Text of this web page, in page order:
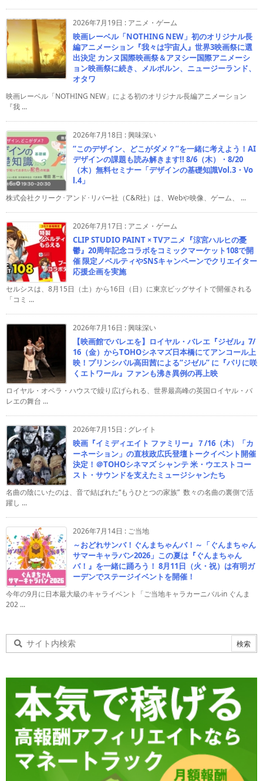
2026年7月19日 : アニメ・ゲーム
映画レーベル「NOTHING NEW」初のオリジナル長
編アニメーション『我々は宇宙人』世界3映画祭に選
出決定 カンヌ国際映画祭＆アヌシー国際アニメーシ
ョン映画祭に続き、メルボルン、ニュージーランド、
オタワ
映画レーベル「NOTHING NEW」による初のオリジナル長編アニメーション
『我 ...
2026年7月18日 :興味深い
“このデザイン、どこがダメ？”を一緒に考えよう！AI
デザインの課題も読み解きます!! 8/6（木）・8/20
（木）無料セミナー「デザインの基礎知識Vol.3・Vo
l.4」
株式会社クリーク･アンド･リバー社（C&R社）は、Webや映像、ゲーム、 ...
2026年7月17日 : アニメ・ゲーム
CLIP STUDIO PAINT × TVアニメ『涼宮ハルヒの憂
鬱』20周年記念コラボをコミックマーケット108で開
催 限定ノベルティやSNSキャンペーンでクリエイター
応援企画を実施
セルシスは、8月15日（土）から16日（日）に東京ビッグサイトで開催される
「コミ ...
2026年7月16日 :興味深い
【映画館でバレエを】ロイヤル・バレエ『ジゼル』7/
16（金）からTOHOシネマズ日本橋にてアンコール上
映！プリンシパル高田茜による“ジゼル” に『パリに咲
くエトワール』ファンも沸き異例の再上映
ロイヤル・オペラ・ハウスで繰り広げられる、世界最高峰の英国ロイヤル・バ
レエの舞台 ...
2026年7月15日 : グレイト
映画『イミディエイト ファミリー』７/16（木）「カ
ーネーション」の直枝政広氏登壇トークイベント開催
決定！＠TOHOシネマズ シャンテ 米・ウエストコー
スト・サウンドを支えたミュージシャンたち
名曲の陰にいたのは、音で結ばれた“もうひとつの家族” 数々の名曲の裏側で活
躍し ...
2026年7月14日 : ご当地
～おどれサンバ！ぐんまちゃんバ！～「ぐんまちゃん
サマーキャラバン2026」この夏は『ぐんまちゃん
バ！』を一緒に踊ろう！ 8月11日（火・祝）は有明ガ
ーデンでステージイベントを開催！
今年の9月に日本最大級のキャライベント「ご当地キャラカーニバルin ぐんま
202 ...